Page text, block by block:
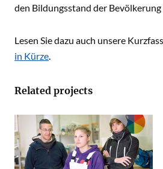
den Bildungsstand der Bevölkerung
Lesen Sie dazu auch unsere
in Kürze.
Related projects